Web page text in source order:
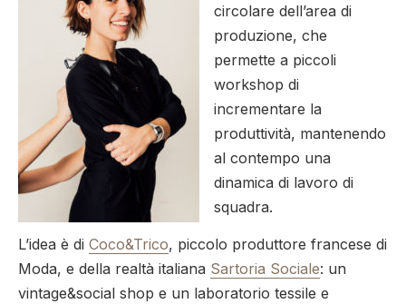
circolare dell’area di
produzione, che
permette a piccoli
workshop di
incrementare la
produttività, mantenendo
al contempo una
dinamica di lavoro di
squadra.
L’idea è di Coco&Trico, piccolo produttore francese di
Moda, e della realtà italiana Sartoria Sociale: un
vintage&social shop e un laboratorio tessile e